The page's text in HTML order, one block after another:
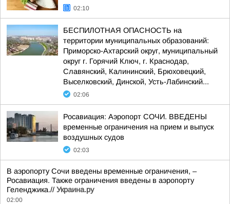
02:10
БЕСПИЛОТНАЯ ОПАСНОСТЬ на
территории муниципальных образований:
Приморско-Ахтарский округ, муниципальный
округ г. Горячий Ключ, г. Краснодар,
Славянский, Калининский, Брюховецкий,
Выселковский, Динской, Усть-Лабинский...
02:06
Росавиация: Аэропорт СОЧИ. ВВЕДЕНЫ
временные ограничения на прием и выпуск
воздушных судов
02:03
В аэропорту Сочи введены временные ограничения, –
Росавиация. Также ограничения введены в аэропорту
Геленджика.// Украина.ру
02:00